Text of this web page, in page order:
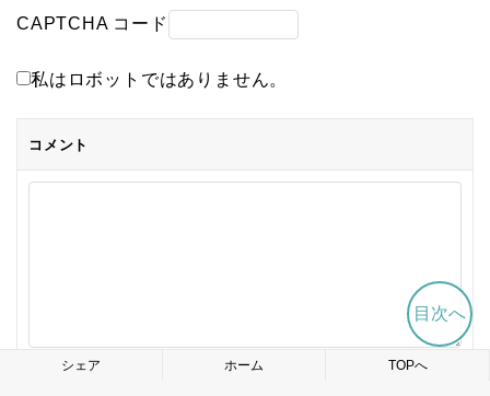
CAPTCHA コード
私はロボットではありません。
コメント
コメントは日本語で入力してください。(スパム対策)
シェア ホーム TOPへ
目次へ